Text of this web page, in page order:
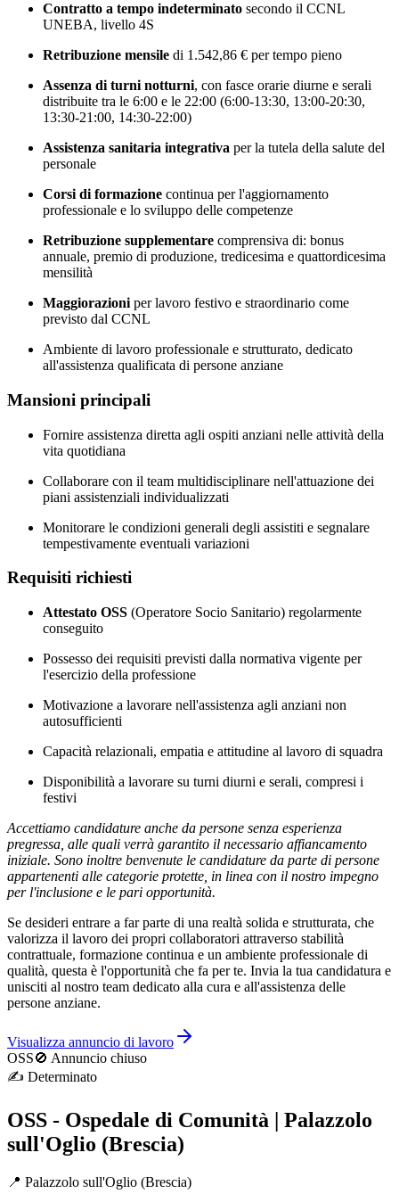
Contratto a tempo indeterminato secondo il CCNL
UNEBA, livello 4S
Retribuzione mensile di 1.542,86 € per tempo pieno
Assenza di turni notturni, con fasce orarie diurne e serali
distribuite tra le 6:00 e le 22:00 (6:00-13:30, 13:00-20:30,
13:30-21:00, 14:30-22:00)
Assistenza sanitaria integrativa per la tutela della salute del
personale
Corsi di formazione continua per l'aggiornamento
professionale e lo sviluppo delle competenze
Retribuzione supplementare comprensiva di: bonus
annuale, premio di produzione, tredicesima e quattordicesima
mensilità
Maggiorazioni per lavoro festivo e straordinario come
previsto dal CCNL
Ambiente di lavoro professionale e strutturato, dedicato
all'assistenza qualificata di persone anziane
Mansioni principali
Fornire assistenza diretta agli ospiti anziani nelle attività della
vita quotidiana
Collaborare con il team multidisciplinare nell'attuazione dei
piani assistenziali individualizzati
Monitorare le condizioni generali degli assistiti e segnalare
tempestivamente eventuali variazioni
Requisiti richiesti
Attestato OSS (Operatore Socio Sanitario) regolarmente
conseguito
Possesso dei requisiti previsti dalla normativa vigente per
l'esercizio della professione
Motivazione a lavorare nell'assistenza agli anziani non
autosufficienti
Capacità relazionali, empatia e attitudine al lavoro di squadra
Disponibilità a lavorare su turni diurni e serali, compresi i
festivi
Accettiamo candidature anche da persone senza esperienza
pregressa, alle quali verrà garantito il necessario affiancamento
iniziale. Sono inoltre benvenute le candidature da parte di persone
appartenenti alle categorie protette, in linea con il nostro impegno
per l'inclusione e le pari opportunità.
Se desideri entrare a far parte di una realtà solida e strutturata, che
valorizza il lavoro dei propri collaboratori attraverso stabilità
contrattuale, formazione continua e un ambiente professionale di
qualità, questa è l'opportunità che fa per te. Invia la tua candidatura e
unisciti al nostro team dedicato alla cura e all'assistenza delle
persone anziane.
Visualizza annuncio di lavoro
OSS🚫 Annuncio chiuso
✍️ Determinato
OSS - Ospedale di Comunità | Palazzolo
sull'Oglio (Brescia)
📍 Palazzolo sull'Oglio (Brescia)